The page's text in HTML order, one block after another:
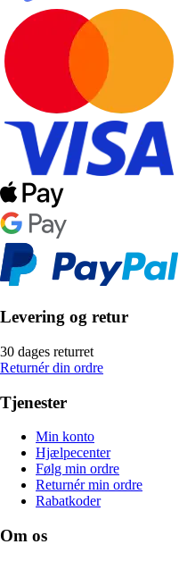
Levering og retur
30 dages returret
Returnér din ordre
Tjenester
Min konto
Hjælpecenter
Følg min ordre
Returnér min ordre
Rabatkoder
Om os